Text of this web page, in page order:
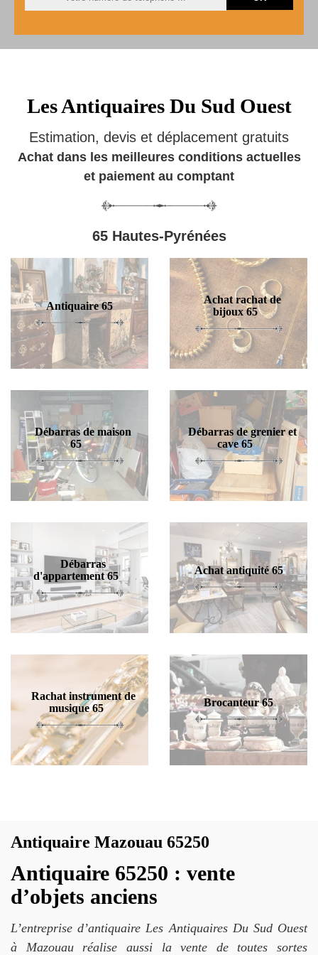
Les Antiquaires Du Sud Ouest
Estimation, devis et déplacement gratuits
Achat dans les meilleures conditions actuelles
et paiement au comptant
65 Hautes-Pyrénées
Antiquaire 65
Achat rachat de
bijoux 65
Débarras de maison
65
Débarras de grenier et
cave 65
Débarras
d'appartement 65
Achat antiquité 65
Rachat instrument de
musique 65
Brocanteur 65
Antiquaire Mazouau 65250
Antiquaire 65250 : vente
d’objets anciens
L’entreprise d’antiquaire Les Antiquaires Du Sud Ouest
à Mazouau réalise aussi la vente de toutes sortes